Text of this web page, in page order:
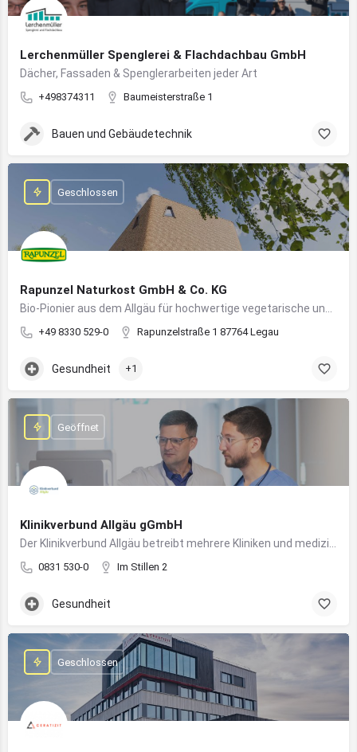
Lerchenmüller Spenglerei & Flachdachbau GmbH
Dächer, Fassaden & Spenglerarbeiten jeder Art
+498374311 Baumeisterstraße 1
Bauen und Gebäudetechnik
Rapunzel Naturkost GmbH & Co. KG
+49 8330 529-0 Rapunzelstraße 1 87764 Legau
Geschlossen
Gesundheit +1
Klinikverbund Allgäu gGmbH
0831 530-0 Im Stillen 2
Geöffnet
Gesundheit
Geschlossen